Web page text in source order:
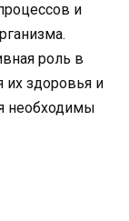
и
роль в
их здоровья и
необходимы